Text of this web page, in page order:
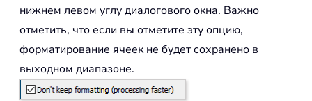
нижнем левом углу диалогового окна. Важно
отметить, что если вы отметите эту опцию,
форматирование ячеек не будет сохранено в
выходном диапазоне.